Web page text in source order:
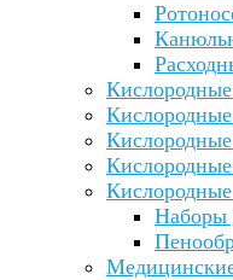
Наборы